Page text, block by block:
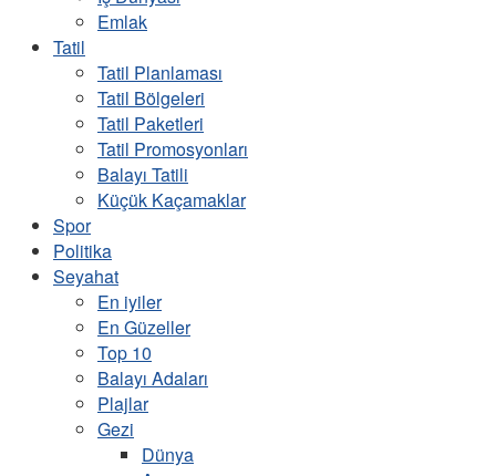
Emlak
Tatil
Tatil Planlaması
Tatil Bölgeleri
Tatil Paketleri
Tatil Promosyonları
Balayı Tatili
Küçük Kaçamaklar
Spor
Politika
Seyahat
En iyiler
En Güzeller
Top 10
Balayı Adaları
Plajlar
Gezi
Dünya